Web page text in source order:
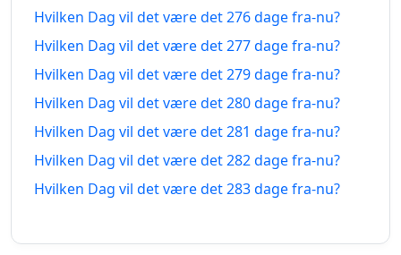
268 dage
siden
12.11.2025
268
dage
fra-
nu
02.05.2027
269 dage
siden
11.11.2025
dage
fra-
nu
03.05.2027
270 dage
dage
Hvilken Dag vil det være det 276 dage fra-nu?
Hvilken Dag vil det være det 277 dage fra-nu?
Hvilken Dag vil det være det 279 dage fra-nu?
Hvilken Dag vil det være det 280 dage fra-nu?
Hvilken Dag vil det være det 281 dage fra-nu?
Hvilken Dag vil det være det 282 dage fra-nu?
Hvilken Dag vil det være det 283 dage fra-nu?